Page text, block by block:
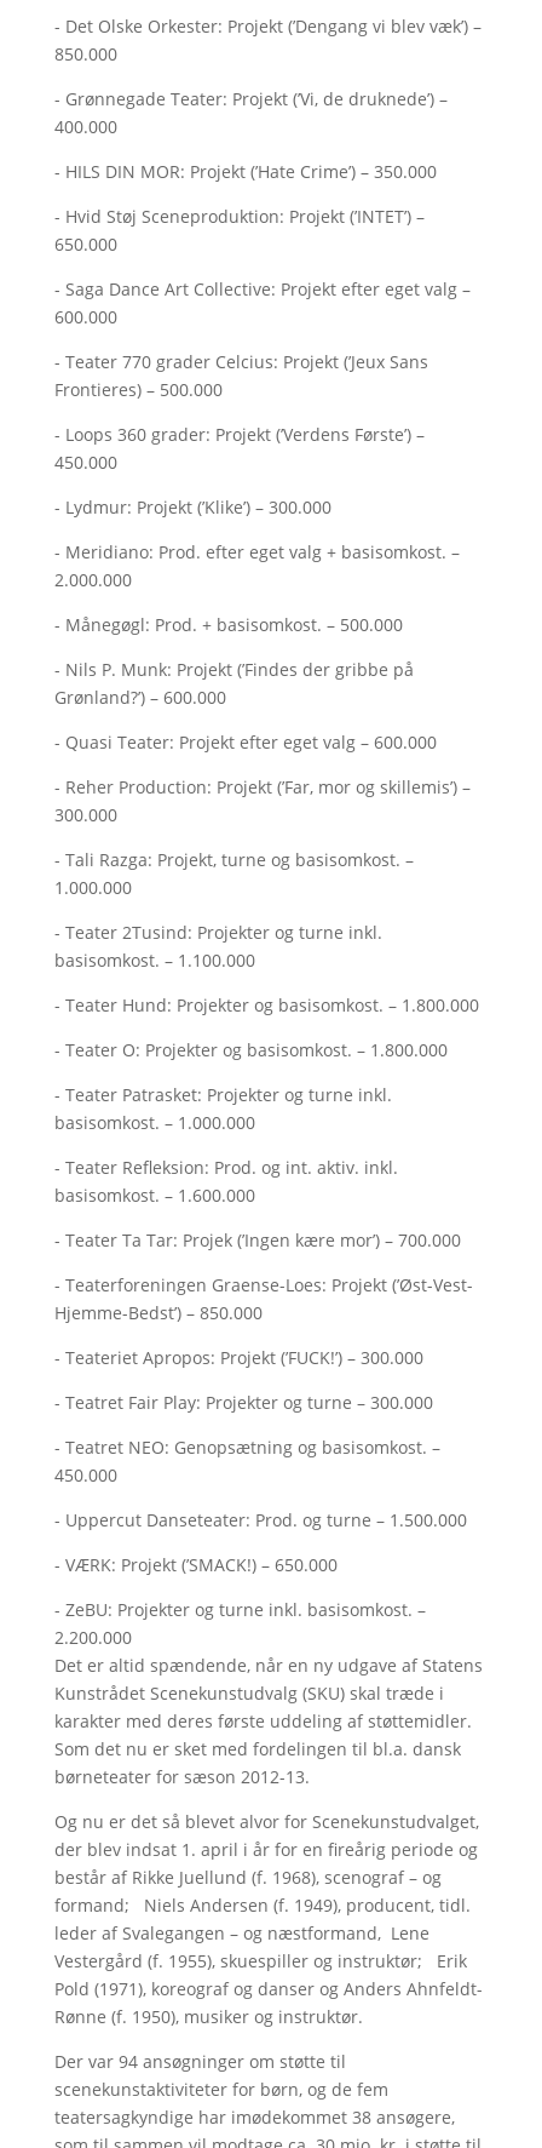
- Det Olske Orkester: Projekt (’Dengang vi blev væk’) –
850.000
- Grønnegade Teater: Projekt (’Vi, de druknede’) –
400.000
- HILS DIN MOR: Projekt (’Hate Crime’) – 350.000
- Hvid Støj Sceneproduktion: Projekt (’INTET’) –
650.000
- Saga Dance Art Collective: Projekt efter eget valg –
600.000
- Teater 770 grader Celcius: Projekt (’Jeux Sans
Frontieres) – 500.000
- Loops 360 grader: Projekt (’Verdens Første’) –
450.000
- Lydmur: Projekt (’Klike’) – 300.000
- Meridiano: Prod. efter eget valg + basisomkost. –
2.000.000
- Månegøgl: Prod. + basisomkost. – 500.000
- Nils P. Munk: Projekt (’Findes der gribbe på
Grønland?’) – 600.000
- Quasi Teater: Projekt efter eget valg – 600.000
- Reher Production: Projekt (’Far, mor og skillemis’) –
300.000
- Tali Razga: Projekt, turne og basisomkost. –
1.000.000
- Teater 2Tusind: Projekter og turne inkl.
basisomkost. – 1.100.000
- Teater Hund: Projekter og basisomkost. – 1.800.000
- Teater O: Projekter og basisomkost. – 1.800.000
- Teater Patrasket: Projekter og turne inkl.
basisomkost. – 1.000.000
- Teater Refleksion: Prod. og int. aktiv. inkl.
basisomkost. – 1.600.000
- Teater Ta Tar: Projek (’Ingen kære mor’) – 700.000
- Teaterforeningen Graense-Loes: Projekt (’Øst-Vest-
Hjemme-Bedst’) – 850.000
- Teateriet Apropos: Projekt (’FUCK!’) – 300.000
- Teatret Fair Play: Projekter og turne – 300.000
- Teatret NEO: Genopsætning og basisomkost. –
450.000
- Uppercut Danseteater: Prod. og turne – 1.500.000
- VÆRK: Projekt (’SMACK!) – 650.000
- ZeBU: Projekter og turne inkl. basisomkost. –
2.200.000
Det er altid spændende, når en ny udgave af Statens
Kunstrådet Scenekunstudvalg (SKU) skal træde i
karakter med deres første uddeling af støttemidler.
Som det nu er sket med fordelingen til bl.a. dansk
børneteater for sæson 2012-13.
Og nu er det så blevet alvor for Scenekunstudvalget,
der blev indsat 1. april i år for en fireårig periode og
består af Rikke Juellund (f. 1968), scenograf – og
formand; Niels Andersen (f. 1949), producent, tidl.
leder af Svalegangen – og næstformand, Lene
Vestergård (f. 1955), skuespiller og instruktør; Erik
Pold (1971), koreograf og danser og Anders Ahnfeldt-
Rønne (f. 1950), musiker og instruktør.
Der var 94 ansøgninger om støtte til
scenekunstaktiviteter for børn, og de fem
teatersagkyndige har imødekommet 38 ansøgere,